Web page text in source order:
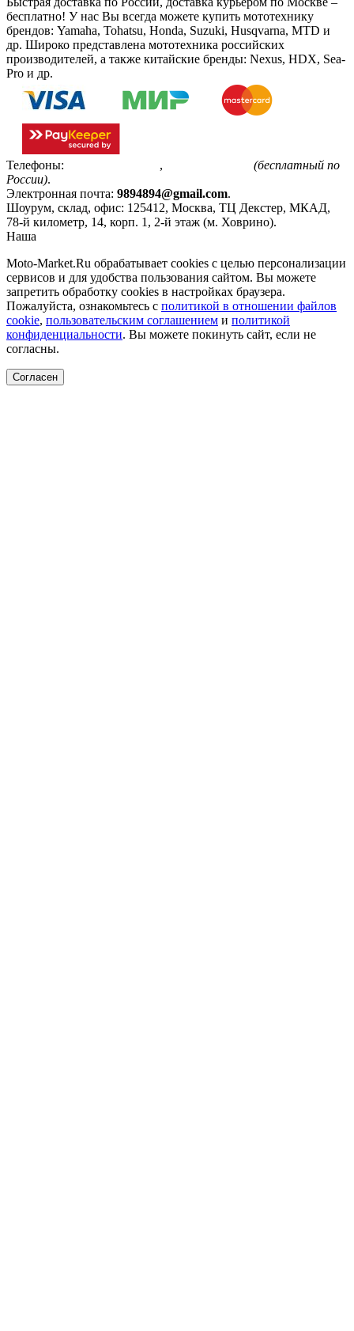
бесплатно! У нас Вы всегда можете купить мототехнику
брендов: Yamaha, Tohatsu, Honda, Suzuki, Husqvarna, MTD и
др. Широко представлена мототехника российских
производителей, а также китайские бренды: Nexus, HDX, Sea-
Pro и др.
Телефоны: ,
(бесплатный по
России).
Электронная почта: 9894894@gmail.com.
Шоурум, склад, офис: 125412, Москва, ТЦ Декстер, МКАД,
78-й километр, 14, корп. 1, 2-й этаж (м. Ховрино).
Наша
Moto-Market.Ru обрабатывает сookies с целью персонализации
сервисов и для удобства пользования сайтом. Вы можете
запретить обработку сookies в настройках браузера.
Пожалуйста, ознакомьтесь с политикой в отношении файлов
cookie, пользовательским соглашением и политикой
конфиденциальности. Вы можете покинуть сайт, если не
согласны.
Согласен